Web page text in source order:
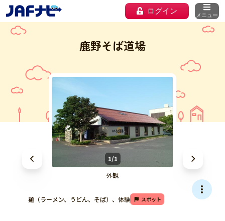
ログイン メニュー
鹿野そば道場
1/1
外観
麺（ラーメン、うどん、そば）、体験 スポット